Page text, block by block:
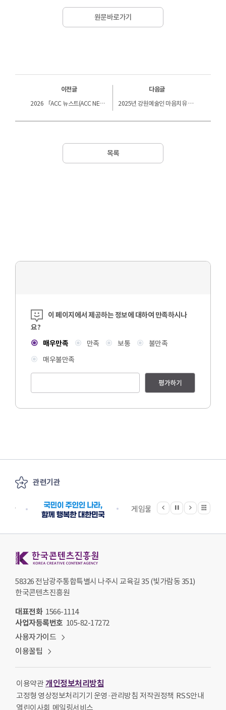
과
정
미
술
품
구
대
의
사
와
황
진
감
정
의
방
법
론
□
강
ㅇ
월
24
원문바로가기
이전글
2026 「ACC 뉴스트(ACC NEWST)」 참여 작가 공모 공고
다음글
2025년 강원예술인 마음치유 심리검사 지원 참여자 모집
목록
콘텐츠 만족도 조사
이 페이지에서 제공하는 정보에 대하여 만족하시나
요?
매우만족
만족 보통
불만족
매우불만족
평가하기
관련기관
게임물관리위원회
이전
정지
다음 관련기관 전체보기
58326 전남광주통합특별시 나주시 교육길 35 (빛가람동 351)
한국콘텐츠진흥원
대표전화 1566-1114
사업자등록번호 105-82-17272
사용자가이드
이용꿀팁
이용약관 개인정보처리방침
고정형 영상정보처리기기 운영·관리방침 저작권정책 RSS안내
열린이사회 메일링서비스